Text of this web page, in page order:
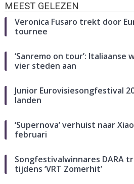
MEEST GELEZEN
Veronica Fusaro trekt door
tournee
‘Sanremo on tour’:
vier steden aan
Junior Eurovisiesongfestival
landen
‘Supernova’ verhuist naar
februari
Songfestivalwinnares DARA
tijdens ‘VRT Zomerhit’